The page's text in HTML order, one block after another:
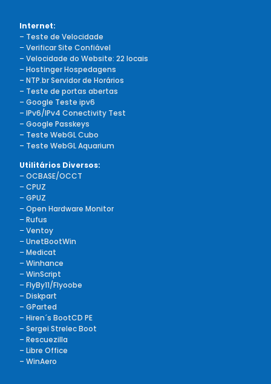
Internet:
– Teste de Velocidade
–Verificar Site Confiável
– Velocidade do Website: 22 locais
–Hostinger Hospedagens
– NTP.br Servidor de Horários
– Teste de portas abertas
– Google Teste ipv6
– IPv6/IPv4 Conectivity Test
– Google Passkeys
– Teste WebGL Cubo
– Teste WebGL Aquarium
Utilitários Diversos:
–OCBASE/OCCT
–CPUZ
–GPUZ
–Open Hardware Monitor
–Rufus
–Ventoy
–UnetBootWin
–Medicat
–Winhance
–WinScript
–FlyBy11/Flyoobe
– Diskpart
– GParted
– Hiren´s BootCD PE
– Sergei Strelec Boot
– Rescuezilla
– Libre Office
– WinAero